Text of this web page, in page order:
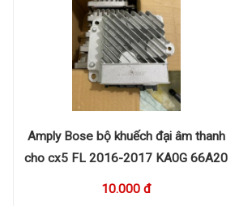
Amply Bose bộ khuếch đại âm thanh
cho cx5 FL 2016-2017 KA0G 66A20
10.000 đ